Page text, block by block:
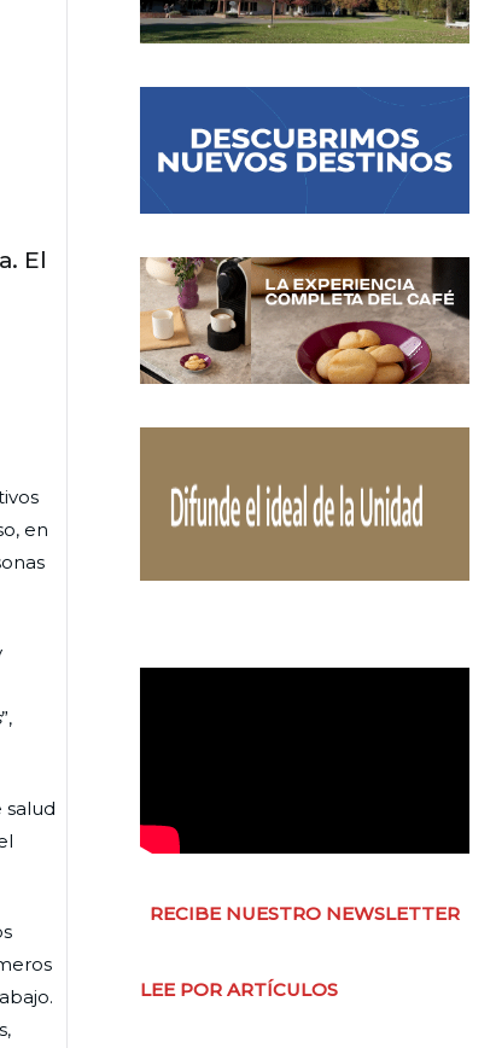
El
en
”,
salud
RECIBE NUESTRO NEWSLETTER
LEE POR ARTÍCULOS